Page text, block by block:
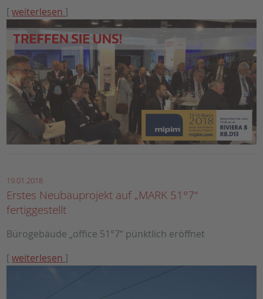
[weiterlesen]
19.01.2018
Erstes Neubauprojekt auf „MARK 51°7“
fertiggestellt
Bürogebäude „office 51°7“ pünktlich eröffnet
[weiterlesen]